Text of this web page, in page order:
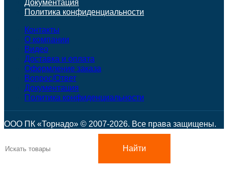
Документация
Политика конфиденциальности
Контакты
О компании
Видео
Доставка и оплата
Оформление заказа
Вопрос/Ответ
Документация
Политика конфиденциальности
ООО ПК «Торнадо» © 2007-2026. Все права защищены.
Найти